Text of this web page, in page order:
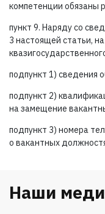
компетенции обязаны
пункт 9. Наряду со
3 настоящей статьи,
подпункт 1) сведения
подпункт 2)
на замещение
подпункт 3) номера
о вакантных
Наши